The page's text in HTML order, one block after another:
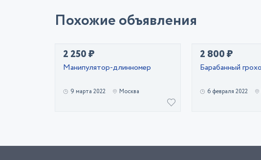
Похожие объявления
2 250 ₽
Манипулятор-длинномер
9 марта 2022 Москва
2 800 ₽
Барабанный
6 февраля 2022